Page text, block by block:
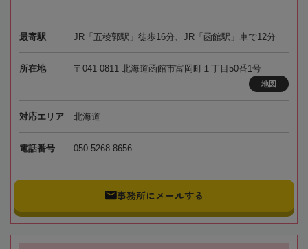
最寄駅 JR「五稜郭駅」徒歩16分、JR「函館駅」車で12分
所在地 〒041-0811 北海道函館市富岡町１丁目50番1号
地図
対応エリア 北海道
電話番号 050-5268-8656
事務所にメールする